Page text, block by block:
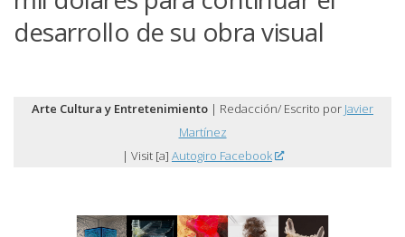
desarrollo de su obra visual
Arte Cultura y Entretenimiento | Redacción/ Escrito por Javier
Martínez
| Visit [a] Autogiro Facebook